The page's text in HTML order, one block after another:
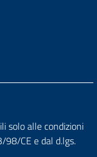
solo alle condizioni
CE e dal d.lgs.